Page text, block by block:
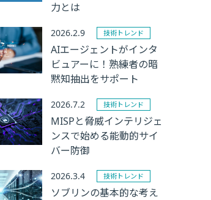
力とは
2026.2.9 技術トレンド
AIエージェントがインタ
ビュアーに！熟練者の暗
黙知抽出をサポート
2026.7.2 技術トレンド
MISPと脅威インテリジェ
ンスで始める能動的サイ
バー防御
2026.3.4 技術トレンド
ソブリンの基本的な考え